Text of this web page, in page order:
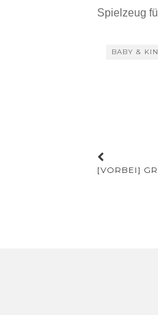
Spielzeug
BABY &
[VORBEI]